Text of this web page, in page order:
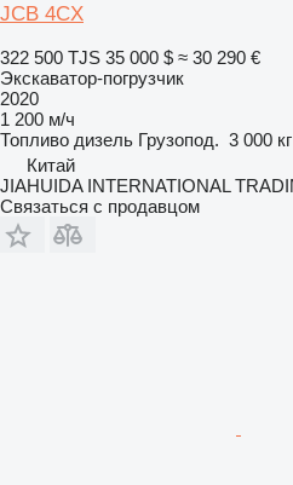
JCB 4CX
322 500 TJS 35 000 $ ≈ 30 290 €
Экскаватор-погрузчик
2020
1 200 м/ч
Топливо дизель Грузопод. 3 000 кг
Китай
JIAHUIDA INTERNATIONAL
Связаться с продавцом